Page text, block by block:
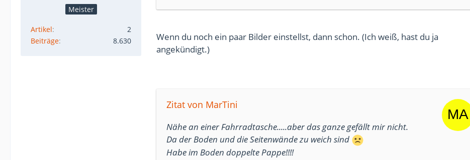
Meister
Artikel
2
Beiträge
8.630
Wenn du noch ein paar Bilder einstellst, dann schon. (Ich weiß, hast du ja
angekündigt.)
Zitat von MarTini
Nähe an einer Fahrradtasche.....aber das ganze gefällt mir nicht.
Da der Boden und die Seitenwände zu weich sind
Habe im Boden doppelte Pappe!!!!